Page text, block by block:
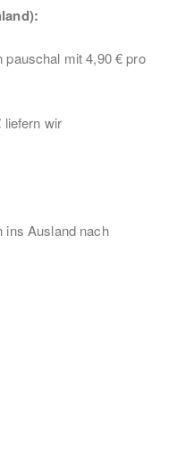
pauschal mit 4,90 € pro
liefern wir
ins Ausland nach